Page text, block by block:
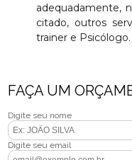
adequadamente,
citado, outros
trainer e
FAÇA UM
Digite seu nome
Digite seu email